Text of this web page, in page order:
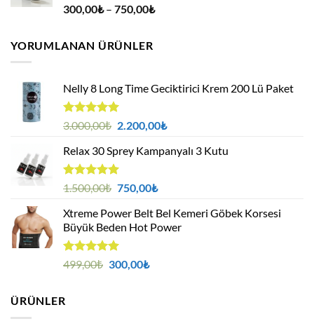
5 üzerinden
4.94oy
300,00₺ – 750,00₺Fiyat
YORUMLANAN ÜRÜNLER
Nelly 8 Long Time Geciktirici Krem 200 Lü Paket
5 üzerinden
oy
aldı
3.000,00₺ Orijinal
3.000,00₺.
2.200,00₺Şu
fiyat:
Relax 30 Sprey Kampanyalı 3 Kutu
5 üzerinden
oy
aldı
1.500,00₺ Orijinal
1.500,00₺.
750,00₺Şu
fiyat:
750,00₺.
Xtreme Power Belt Bel Kemeri Göbek Korsesi
Büyük Beden Hot Power
5 üzerinden
oy
499,00₺ Orijinal
300,00₺Şu
ÜRÜNLER